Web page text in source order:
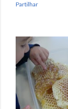
Partilhar